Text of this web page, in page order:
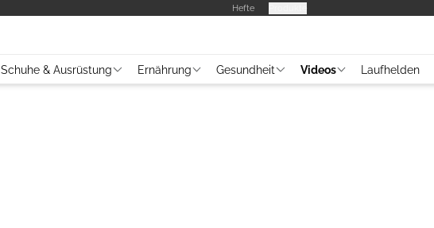
Hefte
Schuhe & Ausrüstung Ernährung Gesundheit Videos Laufhelden